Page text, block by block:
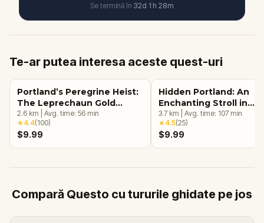
Se termină în 32d 1 h 28m
Te-ar putea interesa aceste quest-uri
Portland’s Peregrine Heist:
The Leprechaun Gold
Quest
2.6 km Avg. time: 56 min
★4.4(100)
$9.99
Hidden Portland: An
Enchanting Stroll in
Southeast
3.7 km Avg. time: 107 min
★4.5(25)
$9.99
Compară Questo cu tururile ghidate pe jos